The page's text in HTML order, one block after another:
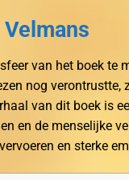
van het boek te
nog verontrustte,
van dit boek is
en de menselijke
en sterke